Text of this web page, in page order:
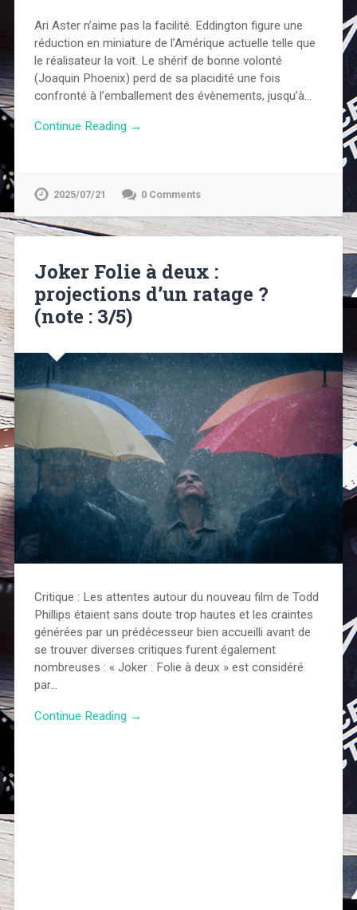
Ari Aster n’aime pas la facilité. Eddington figure une
réduction en miniature de l’Amérique actuelle telle que
le réalisateur la voit. Le shérif de bonne volonté
(Joaquin Phoenix) perd de sa placidité une fois
confronté à l’emballement des évènements, jusqu’à…
Continue Reading →
2025/07/21 0 Comments
Joker Folie à deux :
projections d’un ratage ?
(note : 3/5)
Critique : Les attentes autour du nouveau film de Todd
Phillips étaient sans doute trop hautes et les craintes
générées par un prédécesseur bien accueilli avant de
se trouver diverses critiques furent également
nombreuses : « Joker : Folie à deux » est considéré
par…
Continue Reading →